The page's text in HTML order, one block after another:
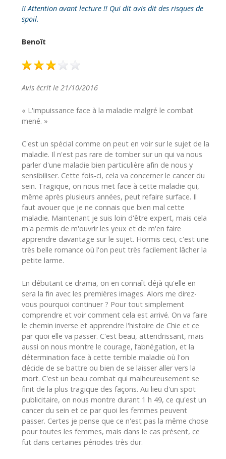
!! Attention avant lecture !! Qui dit avis dit des risques de
spoil.
Benoît
Avis écrit le 21/10/2016
« L'impuissance face à la maladie malgré le combat
mené. »
C'est un spécial comme on peut en voir sur le sujet de la
maladie. Il n'est pas rare de tomber sur un qui va nous
parler d'une maladie bien particulière afin de nous y
sensibiliser. Cette fois-ci, cela va concerner le cancer du
sein. Tragique, on nous met face à cette maladie qui,
même après plusieurs années, peut refaire surface. Il
faut avouer que je ne connais que bien mal cette
maladie. Maintenant je suis loin d'être expert, mais cela
m'a permis de m'ouvrir les yeux et de m'en faire
apprendre davantage sur le sujet. Hormis ceci, c'est une
très belle romance où l'on peut très facilement lâcher la
petite larme.
En débutant ce drama, on en connaît déjà qu'elle en
sera la fin avec les premières images. Alors me direz-
vous pourquoi continuer ? Pour tout simplement
comprendre et voir comment cela est arrivé. On va faire
le chemin inverse et apprendre l'histoire de Chie et ce
par quoi elle va passer. C'est beau, attendrissant, mais
aussi on nous montre le courage, l’abnégation, et la
détermination face à cette terrible maladie où l'on
décide de se battre ou bien de se laisser aller vers la
mort. C'est un beau combat qui malheureusement se
finit de la plus tragique des façons. Au lieu d'un spot
publicitaire, on nous montre durant 1 h 49, ce qu'est un
cancer du sein et ce par quoi les femmes peuvent
passer. Certes je pense que ce n'est pas la même chose
pour toutes les femmes, mais dans le cas présent, ce
fut dans certaines périodes très dur.